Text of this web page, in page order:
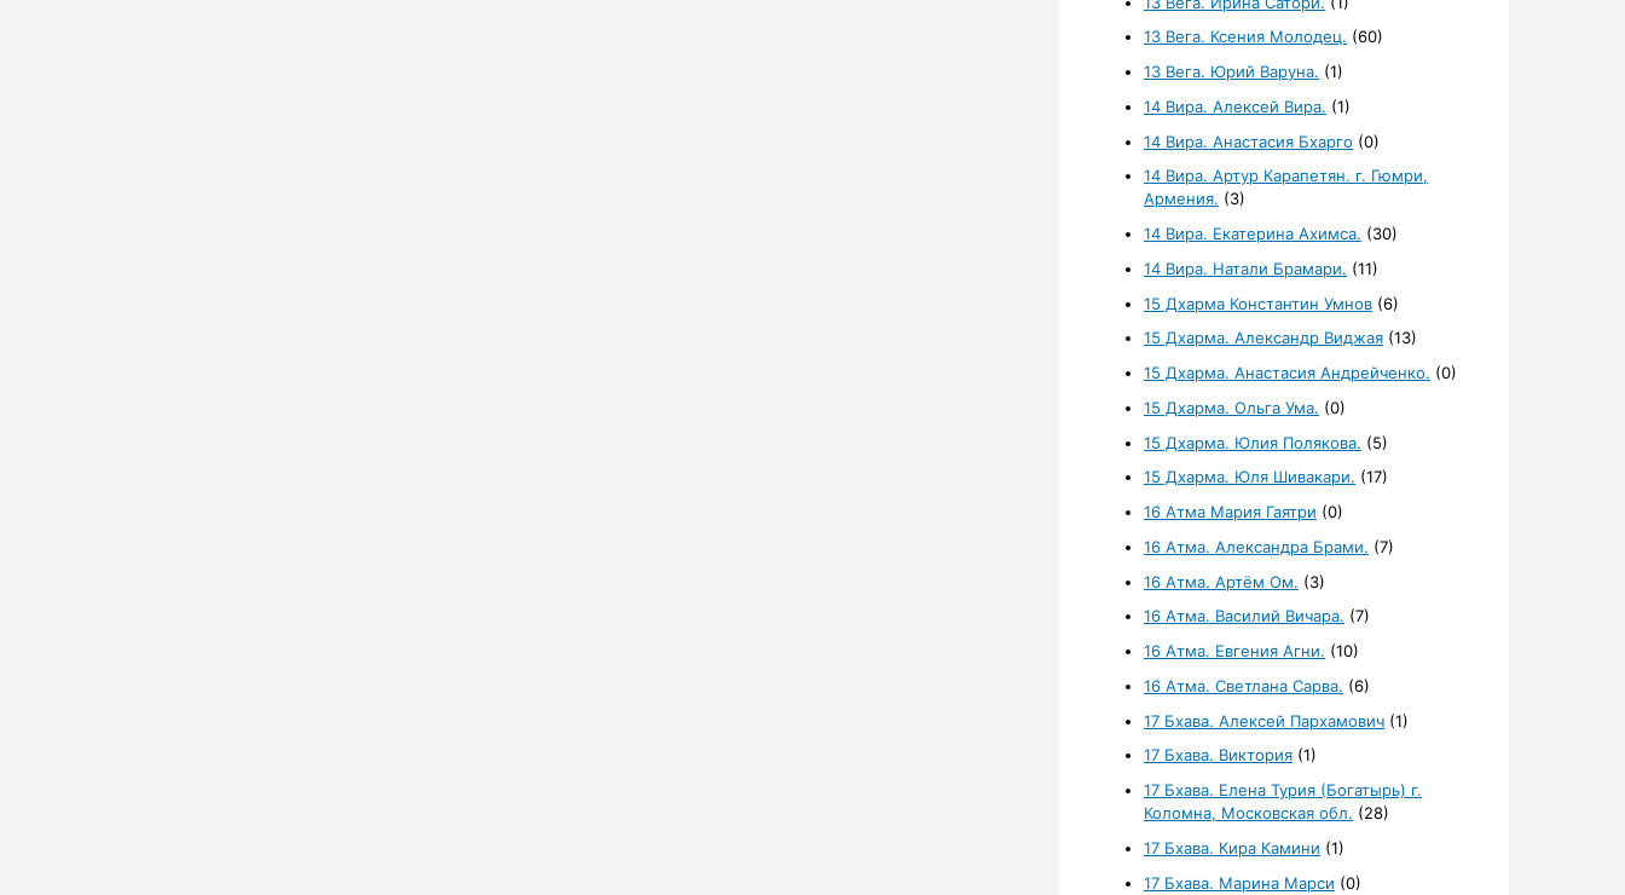
13 Вега. Ксения Молодец. (60)
13 Вега. Юрий Варуна. (1)
14 Вира. Алексей Вира. (1)
14 Вира. Анастасия Бхарго (0)
14 Вира. Артур Карапетян. г. Гюмри,
Армения. (3)
14 Вира. Екатерина Ахимса. (30)
14 Вира. Натали Брамари. (11)
15 Дхарма Константин Умнов (6)
15 Дхарма. Александр Виджая (13)
15 Дхарма. Анастасия Андрейченко. (0)
15 Дхарма. Ольга Ума. (0)
15 Дхарма. Юлия Полякова. (5)
15 Дхарма. Юля Шивакари. (17)
16 Атма Мария Гаятри (0)
16 Атма. Александра Брами. (7)
16 Атма. Артём Ом. (3)
16 Атма. Василий Вичара. (7)
16 Атма. Евгения Агни. (10)
16 Атма. Светлана Сарва. (6)
17 Бхава. Алексей Пархамович (1)
17 Бхава. Виктория (1)
17 Бхава. Елена Турия (Богатырь) г.
Коломна, Московская обл. (28)
17 Бхава. Кира Камини (1)
17 Бхава. Марина Марси (0)